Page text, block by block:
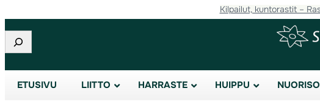
Kilpailut, kuntorastit –
Etsi
ETUSIVU LIITTO HARRASTE HUIPPU NUORISO